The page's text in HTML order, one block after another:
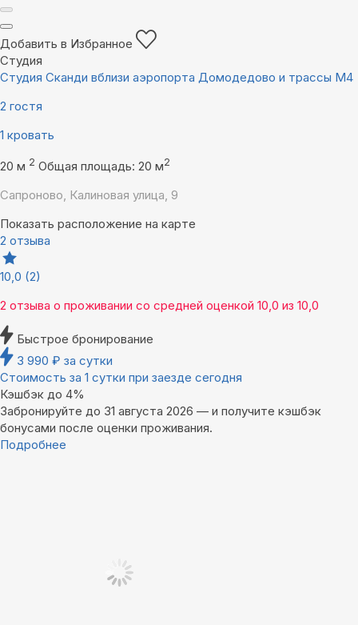
Добавить в Избранное
Студия
Студия Сканди вблизи аэропорта Домодедово и трассы М4
2 гостя
1 кровать
20 м 2 Общая площадь: 20 м2
Сапроново, Калиновая улица, 9
Показать расположение на карте
2 отзыва
10,0 (2)
2 отзыва о проживании со средней оценкой 10,0 из 10,0
Быстрое бронирование
3 990 ₽ за сутки
Стоимость за 1 сутки при заезде сегодня
Кэшбэк до 4%
Забронируйте до 31 августа 2026 — и получите кэшбэк
бонусами после оценки проживания.
Подробнее